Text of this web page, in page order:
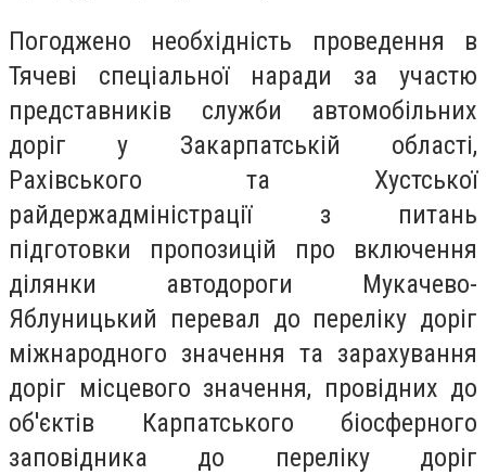
Погоджено необхідність проведення в
Тячеві спеціальної наради за участю
представників служби автомобільних
доріг у Закарпатській області,
Рахівського та Хустської
райдержадміністрації з питань
підготовки пропозицій про включення
ділянки автодороги Мукачево-
Яблуницький перевал до переліку доріг
міжнародного значення та зарахування
доріг місцевого значення, провідних до
об'єктів Карпатського біосферного
заповідника до переліку доріг